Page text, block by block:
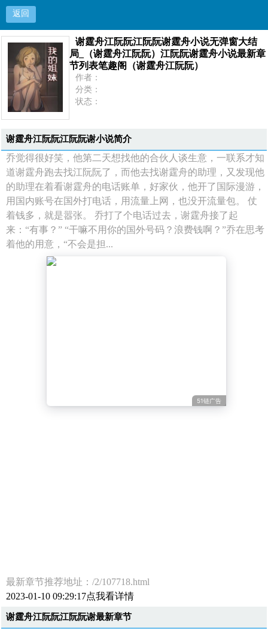
返回
谢霆舟江阮阮江阮阮谢霆舟小说无弹窗大结局
_（谢霆舟江阮阮）江阮阮谢霆舟小说最新章节列
表笔趣阁（谢霆舟江阮阮）
谢霆舟江阮阮江阮阮谢霆舟小说无弹窗大结
局_（谢霆舟江阮阮）江阮阮谢霆舟小说最新章
节列表笔趣阁（谢霆舟江阮阮）
作者：
分类：
状态：
谢霆舟江阮阮江阮阮谢小说简介
乔觉得很好笑，他第二天想找他的合伙人谈生意，一联系才知
道谢霆舟跑去找江阮阮了，而他去找谢霆舟的助理，又发现他
的助理在着看谢霆舟的电话账单，好家伙，他开了国际漫游，
用国内账号在国外打电话，用流量上网，也没开流量包。 仗
着钱多，就是嚣张。 乔打了个电话过去，谢霆舟接了起
来：“有事？” “干嘛不用你的国外号码？浪费钱啊？”乔在思考
着他的用意，“不会是担...
51链广告
最新章节推荐地址：/2/107718.html
2023-01-10 09:29:17点我看详情
谢霆舟江阮阮江阮阮谢最新章节